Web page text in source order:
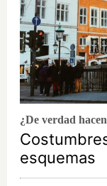
¿De verdad
esquemas